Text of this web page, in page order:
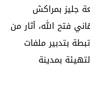
جليز بمراكش
فتح الله، أثار من
بتدبير ملفات
بمدينة